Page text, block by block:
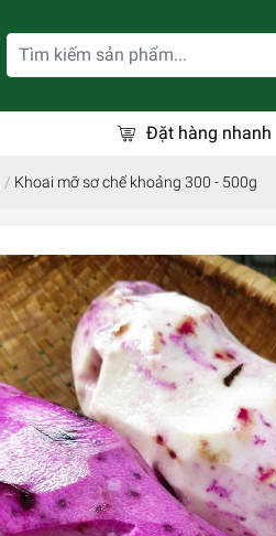
Đặt hàng nhanh
/ Khoai mỡ sơ chế khoảng 300 - 500g